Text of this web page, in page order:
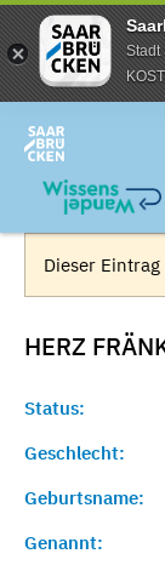
Stadt
Dieser
HERZ
Status:
Geschlecht:
Geburtsname:
Genannt: